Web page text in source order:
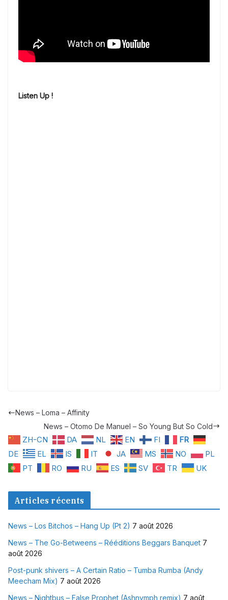
Listen Up !
News – Loma – Affinity
News – Otomo De Manuel – So Young But So Cold
ZH-CN DA NL EN FI
FR
DE
EL IS IT JA MS NO
PL
PT
RO RU ES SV TR UK
Articles récents
News – Los Bitchos – Hang Up (Pt 2) 7 août 2026
News – The Go-Betweens – Rééditions Beggars Banquet 7
août 2026
Post-punk shivers – A Certain Ratio – Tumba Rumba (Andy
Meecham Mix) 7 août 2026
News – Nightbus – False Prophet (Ashnymph remix) 7 août